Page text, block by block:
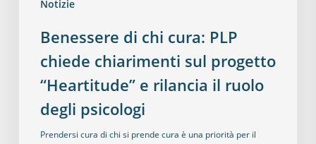
Notizie
Benessere di chi cura: PLP
chiede chiarimenti sul progetto
“Heartitude” e rilancia il ruolo
degli psicologi
Prendersi cura di chi si prende cura è una priorità per il